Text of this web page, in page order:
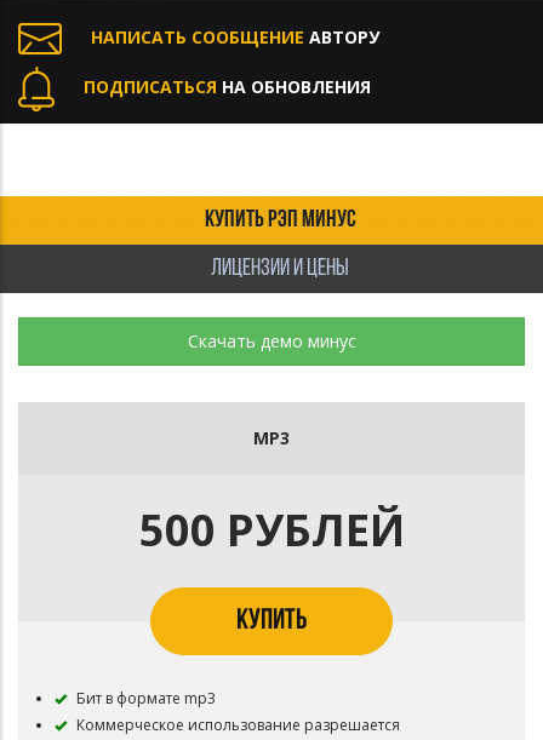
НАПИСАТЬ СООБЩЕНИЕ АВТОРУ
ПОДПИСАТЬСЯ НА ОБНОВЛЕНИЯ
КУПИТЬ РЭП МИНУС
ЛИЦЕНЗИИ И ЦЕНЫ
Скачать демо минус
MP3
500 РУБЛЕЙ
КУПИТЬ
Бит в формате mp3
Коммерческое использование разрешается